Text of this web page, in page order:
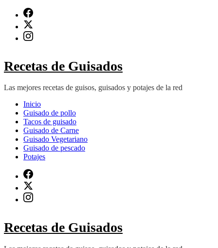
contenido
(presiona
Recetas de Guisados
Las mejores recetas de guisos, guisados y potajes de la red
Inicio
Guisado de pollo
Tacos de guisado
Guisado de Carne
Guisado Vegetariano
Guisado de pescado
Potajes
Recetas de Guisados